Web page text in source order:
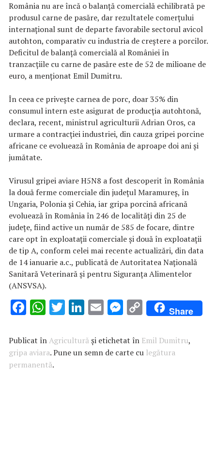
România nu are încă o balanță comercială echilibrată pe
produsul carne de pasăre, dar rezultatele comerțului
internațional sunt de departe favorabile sectorul avicol
autohton, comparativ cu industria de creștere a porcilor.
Deficitul de balanță comercială al României în
tranzacțiile cu carne de pasăre este de 52 de milioane de
euro, a menționat Emil Dumitru.
În ceea ce privește carnea de porc, doar 35% din
consumul intern este asigurat de producția autohtonă,
declara, recent, ministrul agriculturii Adrian Oros, ca
urmare a contracției industriei, din cauza gripei porcine
africane ce evoluează în România de aproape doi ani și
jumătate.
Virusul gripei aviare H5N8 a fost descoperit în România
la două ferme comerciale din județul Maramureș, în
Ungaria, Polonia și Cehia, iar gripa porcină africană
evoluează în România în 246 de localități din 25 de
județe, fiind active un număr de 585 de focare, dintre
care opt în exploatații comerciale și două în exploatații
de tip A, conform celei mai recente actualizări, din data
de 14 ianuarie a.c., publicată de Autoritatea Națională
Sanitară Veterinară și pentru Siguranța Alimentelor
(ANSVSA).
F
e
b
o
W
at
s
A
T
it
te
Li
k
e
E
ai
l
M
se
n
C
o
p
y
Share
Publicat înAgriculturăși etichetat în Emil Dumitru,
gripa aviara. Pune un semn de carte cu legătura
permanentă.